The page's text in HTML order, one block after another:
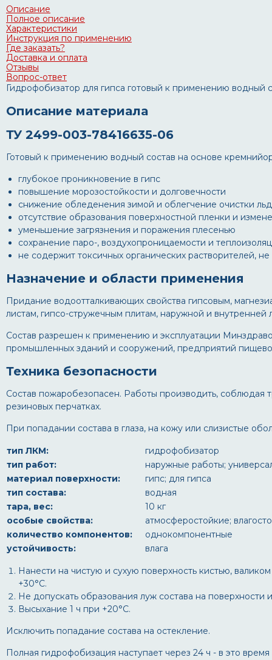
Описание
Полное описание
Характеристики
Инструкция по применению
Где заказать?
Доставка и оплата
Отзывы
Вопрос-ответ
Гидрофобизатор для гипса готовый к применению водный
Описание материала
ТУ 2499-003-78416635-06
Готовый к применению водный состав на основе
глубокое проникновение в гипс
повышение морозостойкости и долговечности
снижение обледенения зимой и облегчение очистки
отсутствие образования поверхностной пленки и
уменьшение загрязнения и поражения плесенью
сохранение паро-, воздухопроницаемости и
не содержит токсичных органических растворителей,
Назначение и области применения
Придание водоотталкивающих свойства гипсовым,
листам, гипсо-стружечным плитам, наружной и
Состав разрешен к применению и эксплуатации
промышленных зданий и сооружений, предприятий
Техника безопасности
Состав пожаробезопасен. Работы производить, соблюдая
резиновых перчатках.
При попадании состава в глаза, на кожу или слизистые
тип ЛКМ:
гидрофобизатор
тип работ:
наружные работы;
материал поверхности:
гипс; для гипса
тип состава:
водная
тара, вес:
10 кг
особые свойства:
атмосферостойкие;
количество компонентов:
однокомпонентные
устойчивость:
влага
Нанести на чистую и сухую поверхность кистью,
+30°С.
Не допускать образования луж состава на
Высыхание 1 ч при +20°С.
Исключить попадание состава на остекление.
Полная гидрофобизация наступает через 24 ч - в это